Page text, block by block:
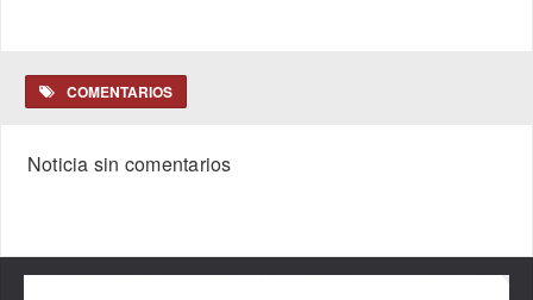
COMENTARIOS
Noticia sin comentarios